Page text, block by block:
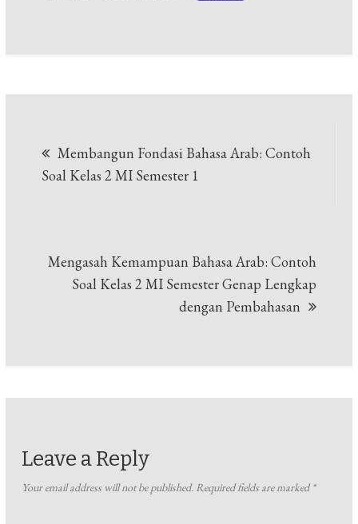
navigation
Membangun Fondasi Bahasa Arab: Contoh
Soal Kelas 2 MI Semester 1
Mengasah Kemampuan Bahasa Arab: Contoh
Soal Kelas 2 MI Semester Genap Lengkap
dengan Pembahasan
Leave a Reply
Your email address will not be published. Required fields are marked*